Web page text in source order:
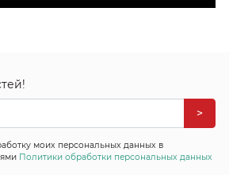
>
моих персональных данных в
Политики обработки персональных данных